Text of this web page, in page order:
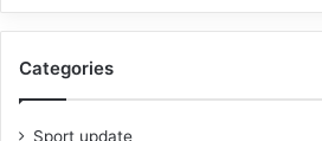
Categories
Sport update